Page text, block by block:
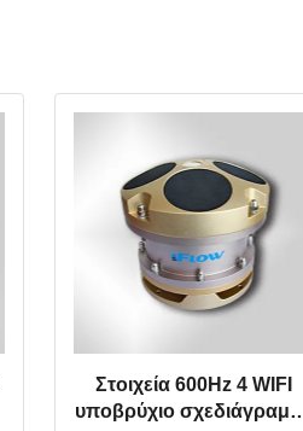
Στοιχεία 600Hz 4 WIFI
υποβρύχιο